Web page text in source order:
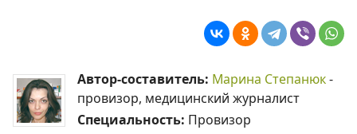
Автор-составитель: Марина Степанюк-
провизор, медицинский журналист
Специальность: Провизор